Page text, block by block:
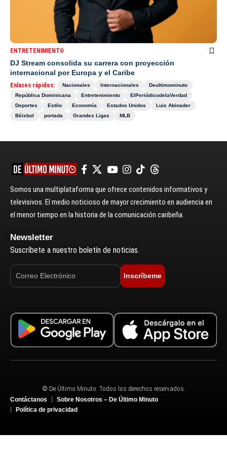
ENTRETENIMIENTO
DJ Stream consolida su carrera con proyección
internacional por Europa y el Caribe
Enlaces rápidos: Nacionales Internacionales
Deultimominuto
República Dominicana
Entretenimiento
ElPeriódicodelaVerdad
Deportes
Estilo Economía Estados Unidos
Luis Abinader
Béisbol
portada Grandes Ligas MLB
Somos una multiplataforma que ofrece contenidos informativos y
televisivos. El medio noticioso de mayor crecimiento en audiencia en
el menor tiempo en la historia de la comunicación caribeña.
Newsletter
Suscríbete a nuestro boletín de noticias.
Inscríbeme
© De Último Minuto. Todos los derechos reservados.
Contáctanos
Sobre Nosotros – De Último Minuto
Política de privacidad